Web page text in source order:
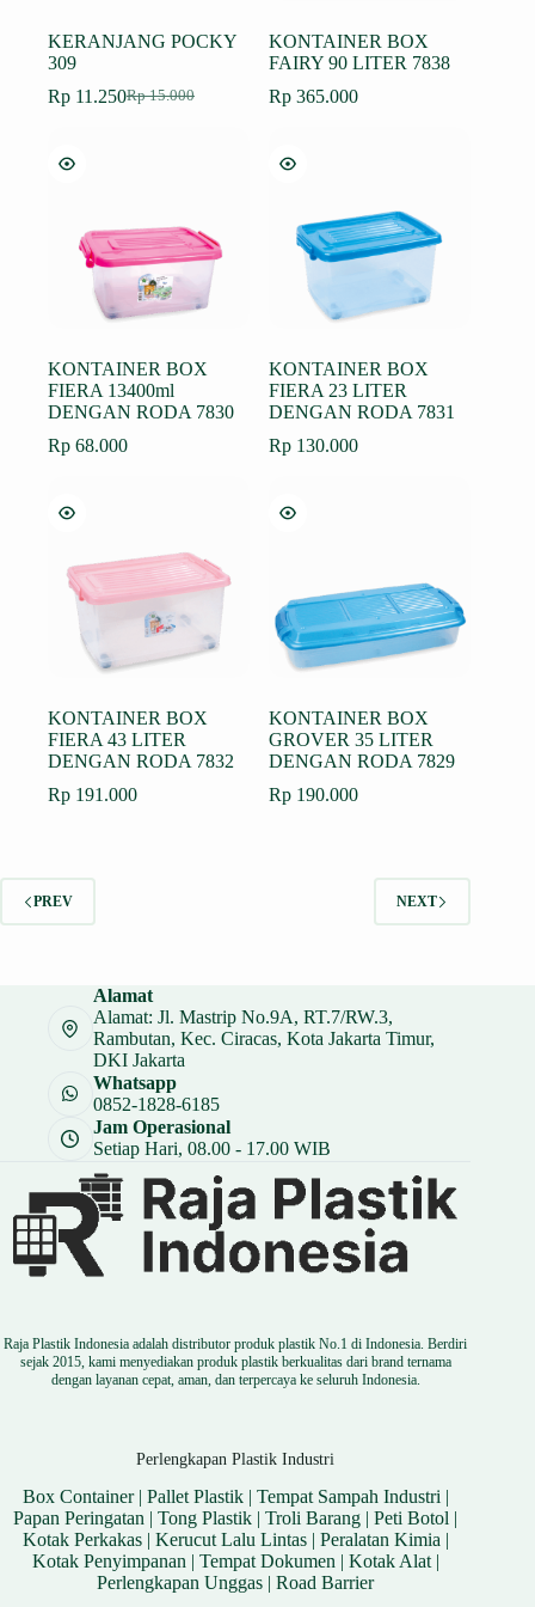
KERANJANG POCKY
309
Rp15.000
Harga
Rp 11.250Harga
KONTAINER BOX
FAIRY 90 LITER 7838
Rp 365.000
KONTAINER BOX
FIERA 13400ml
DENGAN RODA 7830
Rp 68.000
KONTAINER BOX
FIERA 23 LITER
DENGAN RODA 7831
Rp 130.000
KONTAINER BOX
FIERA 43 LITER
DENGAN RODA 7832
Rp 191.000
KONTAINER BOX
GROVER 35 LITER
DENGAN RODA 7829
Rp 190.000
PREV NEXT
Alamat
Alamat: Jl. Mastrip No.9A, RT.7/RW.3,
Rambutan, Kec. Ciracas, Kota Jakarta Timur,
DKI Jakarta
Whatsapp
0852-1828-6185
Jam Operasional
Setiap Hari, 08.00 - 17.00 WIB
Raja Plastik Indonesia adalah distributor produk plastik No.1 di Indonesia. Berdiri
sejak 2015, kami menyediakan produk plastik berkualitas dari brand ternama
dengan layanan cepat, aman, dan terpercaya ke seluruh Indonesia.
Perlengkapan Plastik Industri
Box Container| Pallet Plastik| Tempat Sampah Industri |
Papan Peringatan |Tong Plastik |Troli Barang |Peti Botol |
Kotak Perkakas| Kerucut Lalu Lintas| Peralatan Kimia |
Kotak Penyimpanan | Tempat Dokumen | Kotak Alat|
Perlengkapan Unggas |Road Barrier